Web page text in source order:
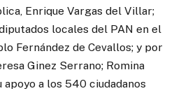
Enrique Vargas del Villar;
locales del PAN en el
Fernández de Cevallos; y por
Ginez Serrano; Romina
a los 540 ciudadanos